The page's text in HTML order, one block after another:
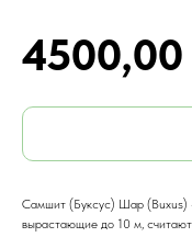
4500,00
Самшит (Буксус) Шар (Buxus) -
вырастающие до 10 м,